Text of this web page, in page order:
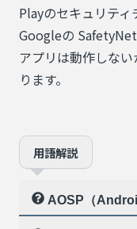
Playのセキュリティ
Googleの
アプリは動作しな
ります。
用語解説
AOSP（